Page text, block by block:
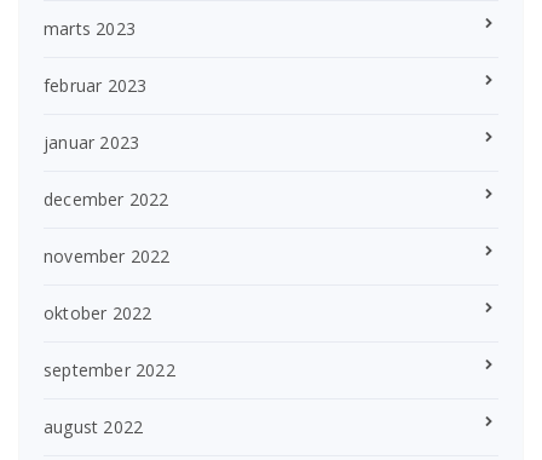
marts 2023
februar 2023
januar 2023
december 2022
november 2022
oktober 2022
september 2022
august 2022